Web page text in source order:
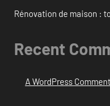
Rénovation de maison :
Recent
A WordPress